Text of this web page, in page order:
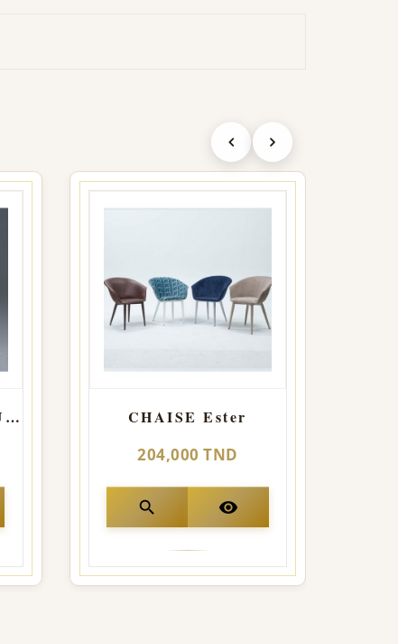
CHAISE LUXEMBOURG AVEC ACCOUDOIR
CHAISE Ester
204,000 TND
search visibility